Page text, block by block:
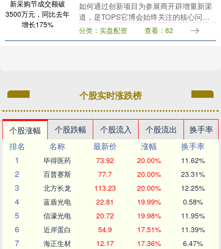
如何通过创新项目为参展商开辟增量新渠
道，是TOPS它博会始终关注的核心问题
之一。去年TOPS它博会期间，主办方首
次发起“纳新采购节”活动，以数字化手段
分类：实盘配资 查看：82
个股实时涨跌榜
个股涨幅 个股跌幅 个股流入 个股流出
换手率
排名
名称 最新价 涨幅
换手率
1
毕得医药 73.92 20.00% 11.62%
2 百普赛斯 77.7 20.00% 23.31%
3 北方长龙 113.23 20.00% 12.25%
4 蓝盾光电 22.81 19.99% 0.58%
5 信濠光电 20.72 19.98% 11.95%
6 近岸蛋白 54.9 17.51% 11.39%
7 海正生材 12.17 17.36% 6.47%